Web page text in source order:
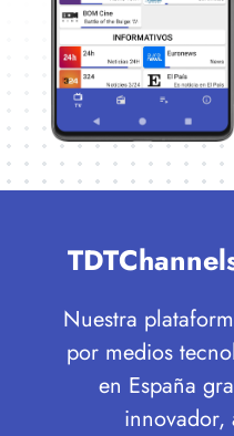
Nuestra
por medios
en España
innovador,